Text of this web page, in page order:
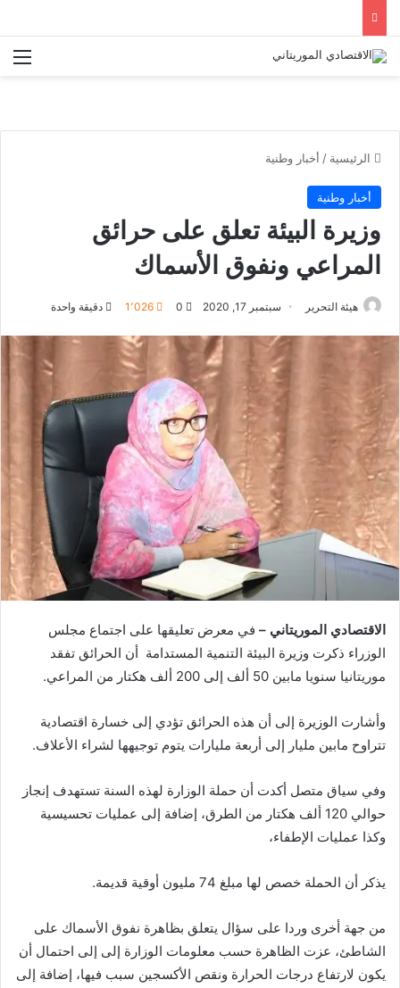
الرئيسية / أخبار وطنية
أخبار وطنية
وزيرة البيئة تعلق على حرائق
المراعي ونفوق الأسماك
هيئة التحرير سبتمبر 17, 2020 0 1٬026 دقيقة واحدة
الاقتصادي الموريتاني – في معرض تعليقها على اجتماع مجلس
الوزراء ذكرت وزيرة البيئة التنمية المستدامة أن الحرائق تفقد
موريتانيا سنويا مابين 50 ألف إلى 200 ألف هكتار من المراعي.
وأشارت الوزيرة إلى أن هذه الحرائق تؤدي إلى خسارة اقتصادية
تتراوح مابين مليار إلى أربعة مليارات يتوم توجيهها لشراء الأعلاف.
وفي سياق متصل أكدت أن حملة الوزارة لهذه السنة تستهدف إنجاز
حوالي 120 ألف هكتار من الطرق، إضافة إلى عمليات تحسيسية
وكذا عمليات الإطفاء،
يذكر أن الحملة خصص لها مبلغ 74 مليون أوقية قديمة.
من جهة أخرى وردا على سؤال يتعلق بظاهرة نفوق الأسماك على
الشاطئ، عزت الظاهرة حسب معلومات الوزارة إلى إلى احتمال أن
يكون لارتفاع درجات الحرارة ونقص الأكسجين سبب فيها، إضافة إلى